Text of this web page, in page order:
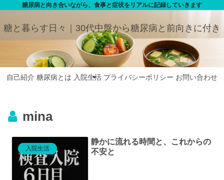
糖尿病と向き合いながら、食事と症状をリアルに記録していきます
糖と暮らす日々｜30代中盤から糖尿病と前向きに付き
合う
自己紹介 糖尿病とは 入院生活 プライバシーポリシー お問い合わせ
mina
入院生活
静かに流れる時間と、これからの
不安と